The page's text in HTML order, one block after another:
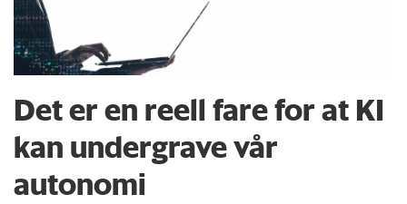
Det er en reell fare for at KI
kan undergrave vår
autonomi